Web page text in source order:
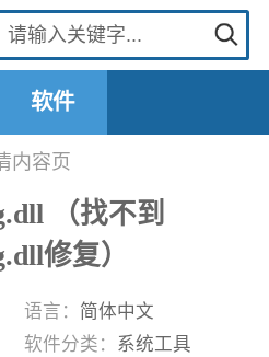
软件
内容页
（找不到
修复）
语言： 简体中文
软件分类： 系统工具